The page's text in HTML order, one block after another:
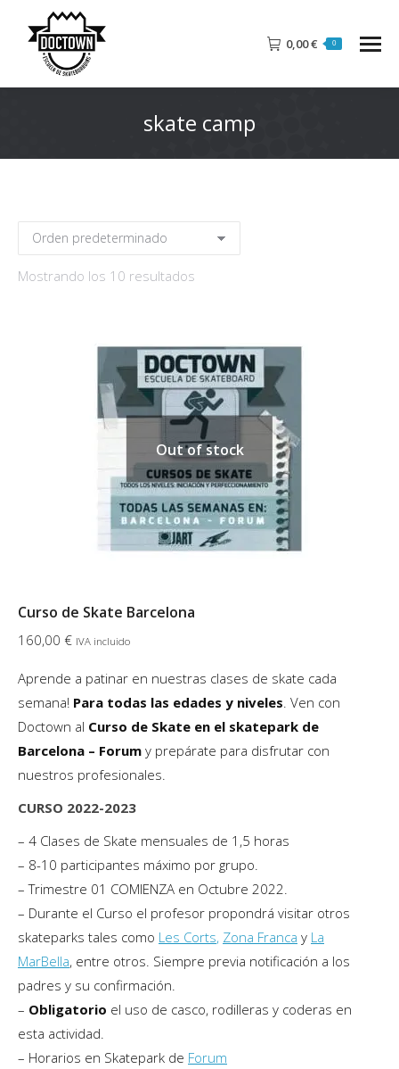
0,00€ 0
skate camp
Mostrando los 10 resultados
Out of stock
Curso de Skate Barcelona
160,00 € IVA incluido
Aprende a patinar en nuestras clases de skate cada
semana! Para todas las edades y niveles. Ven con
Doctown al Curso de Skate en el skatepark de
Barcelona – Forum y prepárate para disfrutar con
nuestros profesionales.
CURSO 2022-2023
– 4 Clases de Skate mensuales de 1,5 horas
– 8-10 participantes máximo por grupo.
– Trimestre 01 COMIENZA en Octubre 2022.
– Durante el Curso el profesor propondrá visitar otros
skateparks tales como Les Corts, Zona Franca y La
MarBella, entre otros. Siempre previa notificación a los
padres y su confirmación.
– Obligatorio el uso de casco, rodilleras y coderas en
esta actividad.
– Horarios en Skatepark de Forum